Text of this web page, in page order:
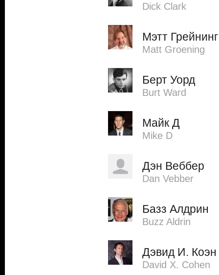
Dick Clark
Мэтт Грейнинг
Matt Groening
Берт Уорд
Burt Ward
Майк Д
Mike D
Дэн Веббер
Dan Vebber
Базз Алдрин
Buzz Aldrin
Дэвид И. Коэн
David X. Cohen